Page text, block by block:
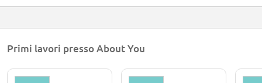
Primi lavori presso About You